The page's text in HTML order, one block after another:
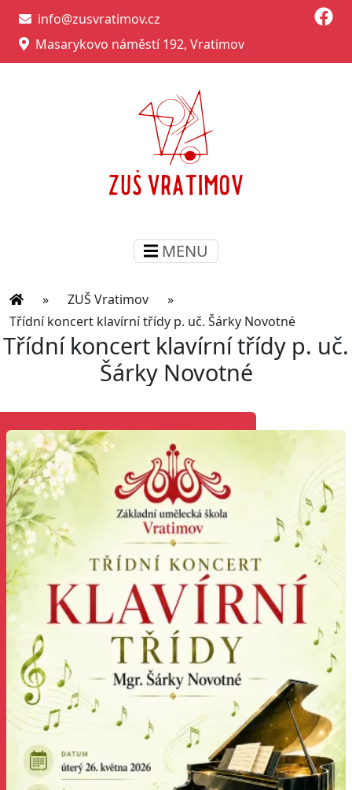
info@zusvratimov.cz
Masarykovo náměstí 192, Vratimov
MENU
» ZUŠ Vratimov
»
Třídní koncert klavírní třídy p. uč. Šárky Novotné
Třídní koncert klavírní třídy p. uč.
Šárky Novotné